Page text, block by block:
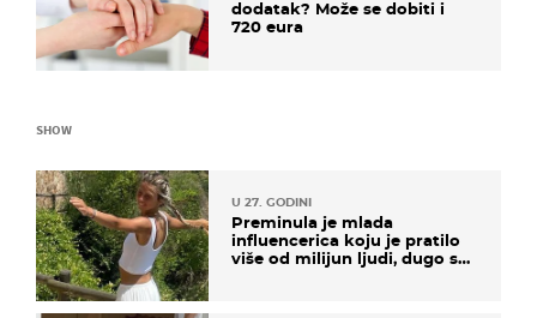
dodatak? Može se dobiti i
720 eura
SHOW
U 27. GODINI
Preminula je mlada
influencerica koju je pratilo
više od milijun ljudi, dugo se